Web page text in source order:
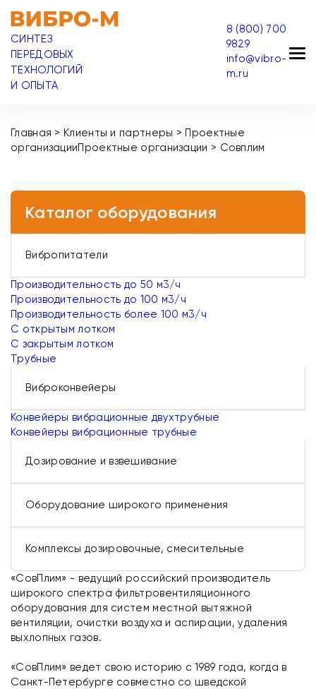
СИНТЕЗ
ПЕРЕДОВЫХ
ТЕХНОЛОГИЙ
И ОПЫТА
8 (800) 700
9829
info@vibro-
m.ru
Главная > Клиенты и партнеры > Проектные
организацииПроектные организации > Совплим
Каталог оборудования
Вибропитатели
Производительность до 50 м3/ч
Производительность до 100 м3/ч
Производительность более 100 м3/ч
С открытым лотком
С закрытым лотком
Трубные
Виброконвейеры
Конвейеры вибрационные двухтрубные
Конвейеры вибрационные трубные
Дозирование и взвешивание
Оборудование широкого применения
Комплексы дозировочные, смесительные
«СовПлим» - ведущий российский производитель
широкого спектра фильтровентиляционного
оборудования для систем местной вытяжной
вентиляции, очистки воздуха и аспирации, удаления
выхлопных газов.
«СовПлим» ведет свою историю с 1989 года, когда в
Санкт-Петербурге совместно со шведской